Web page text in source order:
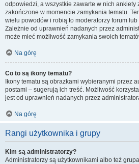
odpowiedzi, a wszystkie zawarte w nich ankiety
zakończone w momencie zamykania tematu.
wielu powodów i robią to moderatorzy forum
Zależnie od uprawnień nadanych przez
może mieć możliwość zamykania swoich
Na górę
Co to są ikony tematu?
Ikony tematu są obrazkami wybieranymi przez
postami – sugerują ich treść. Możliwość
jest od uprawnień nadanych przez
Na górę
Rangi użytkownika i grupy
Kim są administratorzy?
Administratorzy są użytkownikami albo też